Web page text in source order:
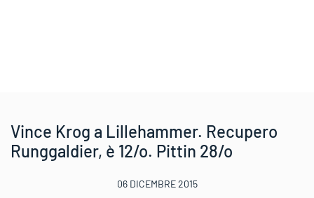
Vince Krog a Lillehammer. Recupero
Runggaldier, è 12/o. Pittin 28/o
06 DICEMBRE 2015